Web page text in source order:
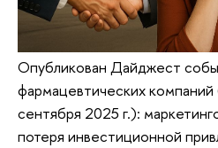
Опубликован Дайджест
фармацевтических компаний
сентября 2025 г.):
потеря инвестиционной